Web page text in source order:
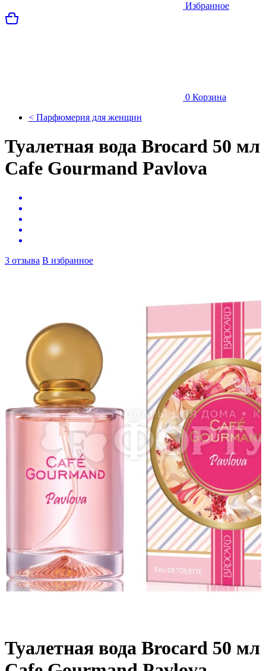
Избранное
0 Корзина
< Парфюмерия для женщин
Туалетная вода Brocard 50 мл
Cafe Gourmand Pavlova
3 отзыва В избранное
Туалетная вода Brocard 50 мл